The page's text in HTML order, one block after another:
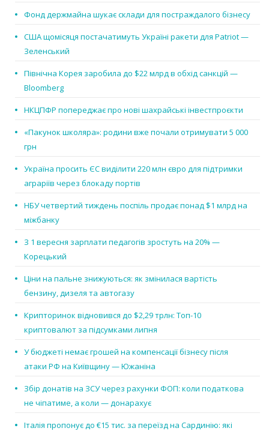
Фонд держмайна шукає склади для постраждалого бізнесу
США щомісяця постачатимуть Україні ракети для Patriot —
Зеленський
Північна Корея заробила до $22 млрд в обхід санкцій —
Bloomberg
НКЦПФР попереджає про нові шахрайські інвестпроєкти
«Пакунок школяра»: родини вже почали отримувати 5 000
грн
Україна просить ЄС виділити 220 млн євро для підтримки
аграріїв через блокаду портів
НБУ четвертий тиждень поспіль продає понад $1 млрд на
міжбанку
З 1 вересня зарплати педагогів зростуть на 20% —
Корецький
Ціни на пальне знижуються: як змінилася вартість
бензину, дизеля та автогазу
Крипторинок відновився до $2,29 трлн: Топ-10
криптовалют за підсумками липня
У бюджеті немає грошей на компенсації бізнесу після
атаки РФ на Київщину — Южаніна
Збір донатів на ЗСУ через рахунки ФОП: коли податкова
не чіпатиме, а коли — донарахує
Італія пропонує до €15 тис. за переїзд на Сардинію: які